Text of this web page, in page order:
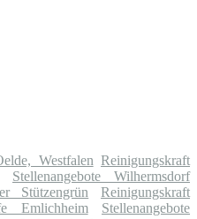
Westfalen Reinigungskraft
Stellenangebote Wilhermsdorf
Stützengrün
Reinigungskraft
Emlichheim
Stellenangebote